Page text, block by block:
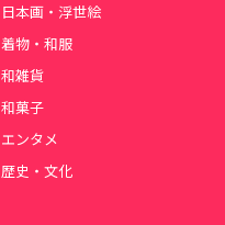
日本画・浮世絵
着物・和服
和雑貨
和菓子
エンタメ
歴史・文化